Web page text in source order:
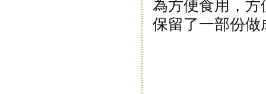
為方便食用，方
保留了一部份做